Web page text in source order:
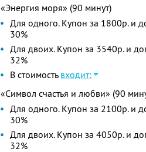
«Энергия моря» (90 минут)
Для одного. Купон за 1800р. и
30%
Для двоих. Купон за 3540р. и
32%
В стоимость входит:
«Символ счастья и любви» (90
Для одного. Купон за 2100р. и
30%
Для двоих. Купон за 4050р. и
32%